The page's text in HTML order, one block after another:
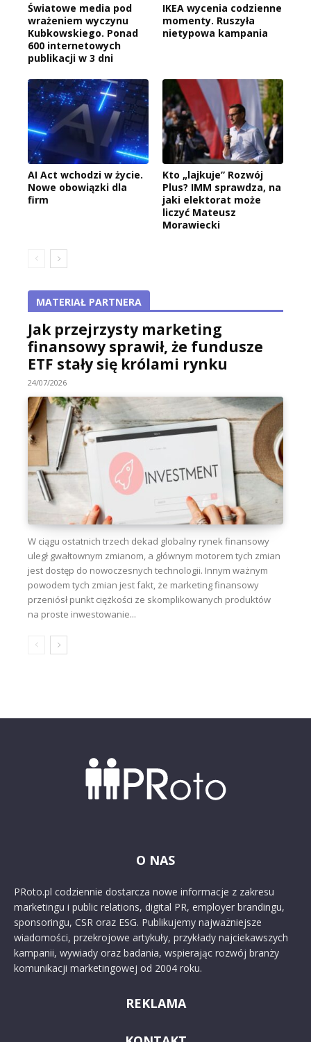
Światowe media pod
wrażeniem wyczynu
Kubkowskiego. Ponad
600 internetowych
publikacji w 3 dni
IKEA wycenia codzienne
momenty. Ruszyła
nietypowa kampania
AI Act wchodzi w życie.
Nowe obowiązki dla
firm
Kto „lajkuje” Rozwój
Plus? IMM sprawdza, na
jaki elektorat może
liczyć Mateusz
Morawiecki
MATERIAŁ PARTNERA
Jak przejrzysty marketing
finansowy sprawił, że fundusze
ETF stały się królami rynku
24/07/2026
W ciągu ostatnich trzech dekad globalny rynek finansowy
uległ gwałtownym zmianom, a głównym motorem tych zmian
jest dostęp do nowoczesnych technologii. Innym ważnym
powodem tych zmian jest fakt, że marketing finansowy
przeniósł punkt ciężkości ze skomplikowanych produktów
na proste inwestowanie...
O NAS
PRoto.pl codziennie dostarcza nowe informacje z zakresu
marketingu i public relations, digital PR, employer brandingu,
sponsoringu, CSR oraz ESG. Publikujemy najważniejsze
wiadomości, przekrojowe artykuły, przykłady najciekawszych
kampanii, wywiady oraz badania, wspierając rozwój branży
komunikacji marketingowej od 2004 roku.
REKLAMA